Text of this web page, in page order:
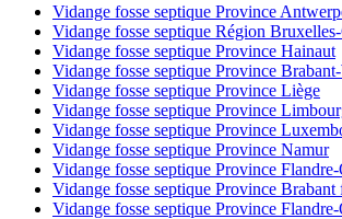
Vidange fosse septique Province
Vidange fosse septique Région
Vidange fosse septique Province Hainaut
Vidange fosse septique Province
Vidange fosse septique Province Liège
Vidange fosse septique Province
Vidange fosse septique Province
Vidange fosse septique Province Namur
Vidange fosse septique Province
Vidange fosse septique Province Brabant
Vidange fosse septique Province